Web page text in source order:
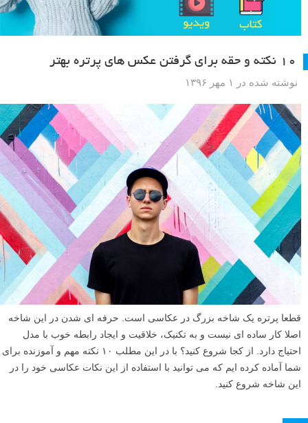
۱۰ نکته و حقه برای گرفتن عکس های پرتره بهتر
نوشته شده در ۱ مهر ۱۳۹۶
قطعا پرتره یک شاخه بزرگ در عکاسی است. حرفه ای شدن در این شاخه
اصلا کار ساده ای نیست و به تکنیک، خلاقیت و ایجاد رابطه خوب با مدل
احتیاج دارد. از کجا شروع کنید؟ با در این مطلب ۱۰ نکته مهم و آموزنده برای
شما آماده کرده ایم که می توانید با استفاده از این نکات عکاسی خود را در
این شاخه شروع کنید.